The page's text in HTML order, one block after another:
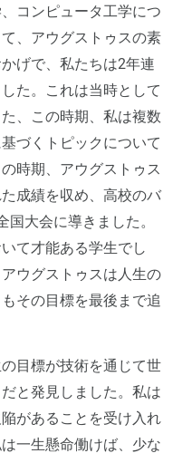
コンピュータ工学につ
、アウグストゥスの素
げで、私たちは2年連
た。これは当時として
、この時期、私は複数
づくトピックについて
時期、アウグストゥス
成績を収め、高校のバ
大会に導きました。
て才能ある学生でし
ウグストゥスは人生の
その目標を最後まで追
目標が技術を通じて世
と発見しました。私は
があることを受け入れ
一生懸命働けば、少な